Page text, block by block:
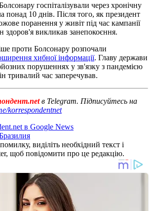
госпіталізували через хронічну
понад 10 днів. Після того, як президент
поранення у живіт під час кампанії
здоров'я викликав занепокоєння.
проти Болсонару розпочали
хибної інформації. Главу держави
порушеннях у зв'язку з пандемією
тривалий час заперечував.
в Telegram. Підписуйтесь на
korrespondentnet
в Google News
виділіть необхідний текст і
щоб повідомити про це редакцію.